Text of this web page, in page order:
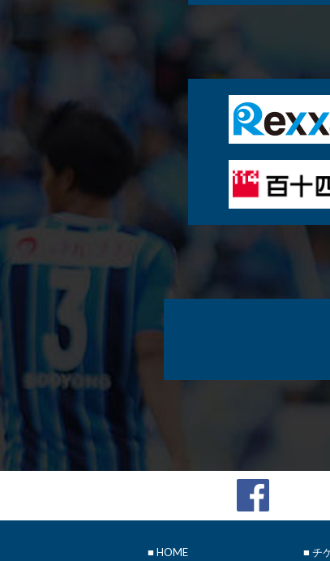
■ HOME ■ チ